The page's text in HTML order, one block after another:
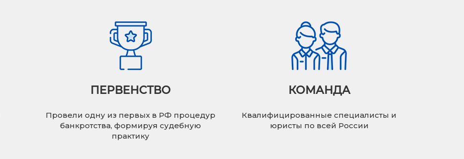
ПЕРВЕНСТВО
Провели одну из первых в РФ процедур
банкротства, формируя судебную
практику
КОМАНДА
Квалифицированные специалисты и
юристы по всей России